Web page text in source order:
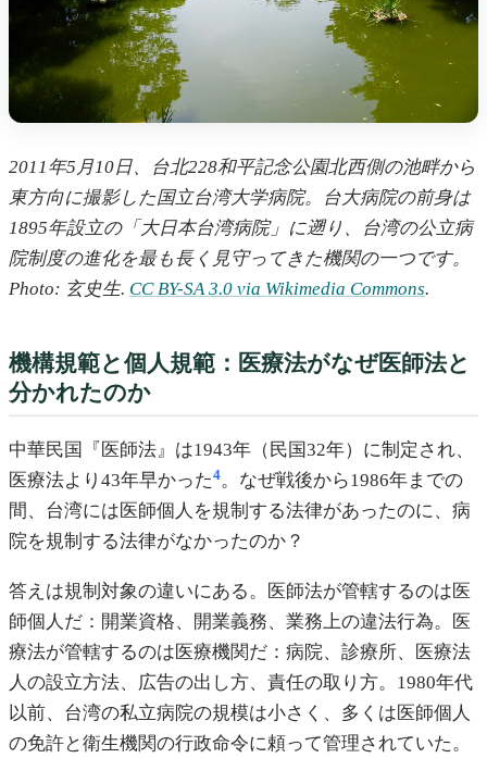
2011年5月10日、台北228和平記念公園北西側の池畔から
東方向に撮影した国立台湾大学病院。台大病院の前身は
1895年設立の「大日本台湾病院」に遡り、台湾の公立病
院制度の進化を最も長く見守ってきた機関の一つです。
Photo: 玄史生. CC BY-SA 3.0 via Wikimedia Commons.
機構規範と個人規範：医療法がなぜ医師法と
分かれたのか
中華民国『医師法』は1943年（民国32年）に制定され、
医療法より43年早かった4。なぜ戦後から1986年までの
間、台湾には医師個人を規制する法律があったのに、病
院を規制する法律がなかったのか？
答えは規制対象の違いにある。医師法が管轄するのは医
師個人だ：開業資格、開業義務、業務上の違法行為。医
療法が管轄するのは医療機関だ：病院、診療所、医療法
人の設立方法、広告の出し方、責任の取り方。1980年代
以前、台湾の私立病院の規模は小さく、多くは医師個人
の免許と衛生機関の行政命令に頼って管理されていた。